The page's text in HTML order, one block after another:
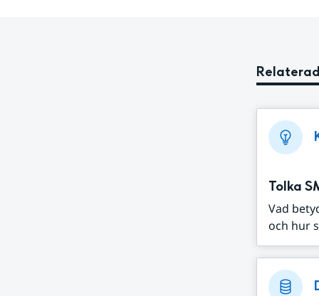
Tolka
Vad
och hur